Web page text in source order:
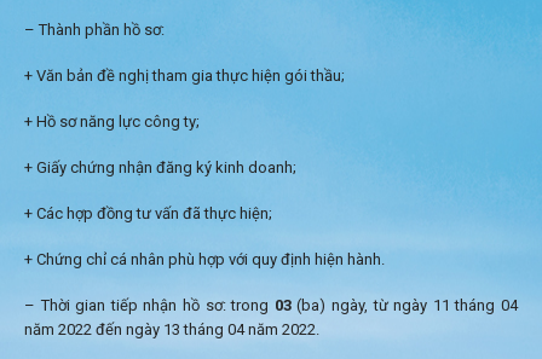
– Thành phần hồ sơ:
+ Văn bản đề nghị tham gia thực hiện gói thầu;
+ Hồ sơ năng lực công ty;
+ Giấy chứng nhận đăng ký kinh doanh;
+ Các hợp đồng tư vấn đã thực hiện;
+ Chứng chỉ cá nhân phù hợp với quy định hiện hành.
– Thời gian tiếp nhận hồ sơ: trong 03(ba) ngày, từ ngày 11 tháng 04
năm 2022 đến ngày 13 tháng 04 năm 2022.